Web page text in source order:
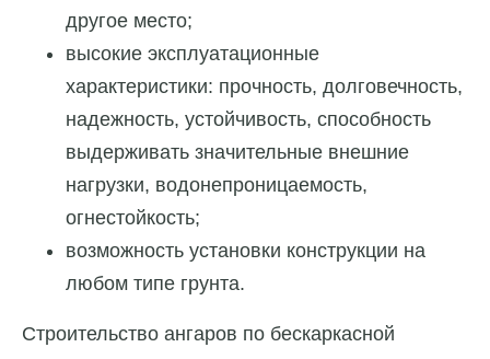
другое место;
высокие эксплуатационные
характеристики: прочность, долговечность,
надежность, устойчивость, способность
выдерживать значительные внешние
нагрузки, водонепроницаемость,
огнестойкость;
возможность установки конструкции на
любом типе грунта.
Строительство ангаров по бескаркасной